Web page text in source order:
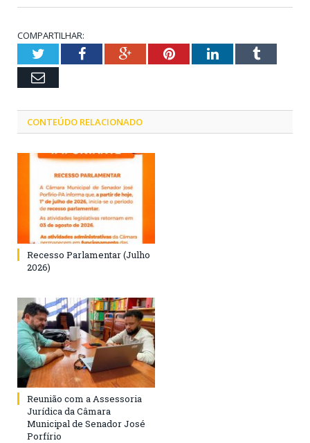
COMPARTILHAR:
TwitterFacebookGoogle+PinterestLinkedInTumblr
Email
CONTEÚDO RELACIONADO
Recesso Parlamentar (Julho
2026)
Reunião com a Assessoria
Jurídica da Câmara
Municipal de Senador José
Porfírio